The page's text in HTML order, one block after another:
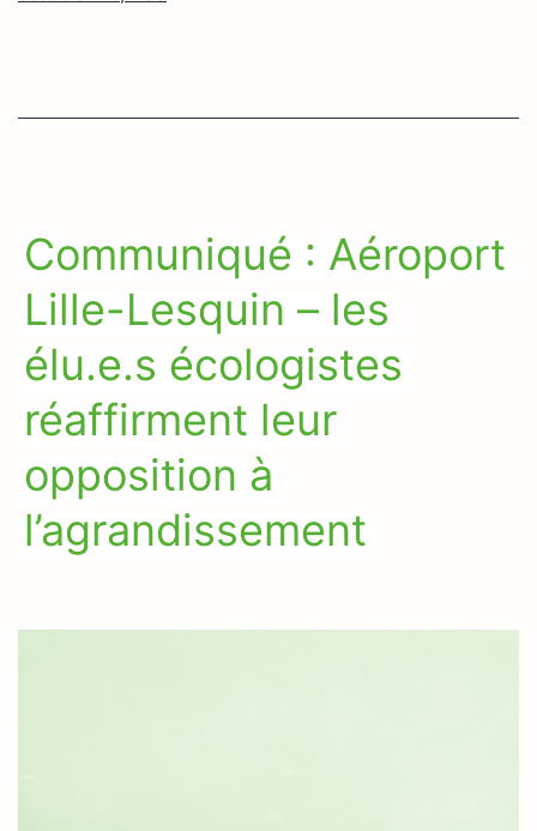
Communiqué : Aéroport
Lille-Lesquin – les
élu.e.s écologistes
réaffirment leur
opposition à
l’agrandissement